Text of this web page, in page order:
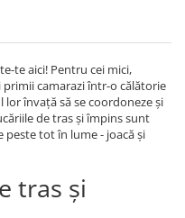
te aici! Pentru cei mici,
camarazi într-o călătorie
învață să se coordoneze și
de tras și împins sunt
tot în lume - joacă și
tras și